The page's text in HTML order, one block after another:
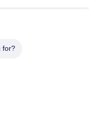
σώματος
κρανών
for?